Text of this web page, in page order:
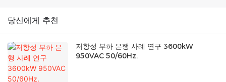
당신에게 추천
저항성 부하 은행 사례 연구 3600kW
950VAC 50/60Hz.